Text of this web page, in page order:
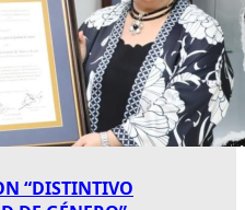
“DISTINTIVO